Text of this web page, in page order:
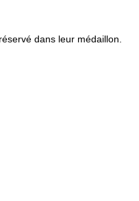
dans leur médaillon.